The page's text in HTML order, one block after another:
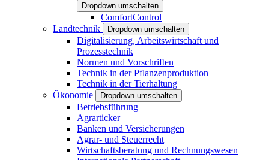
Dropdown umschalten
ComfortControl
Landtechnik
Dropdown umschalten
Digitalisierung, Arbeitswirtschaft und
Prozesstechnik
Normen und Vorschriften
Technik in der Pflanzenproduktion
Technik in der Tierhaltung
Ökonomie
Dropdown umschalten
Betriebsführung
Agrarticker
Banken und Versicherungen
Agrar- und Steuerrecht
Wirtschaftsberatung und Rechnungswesen